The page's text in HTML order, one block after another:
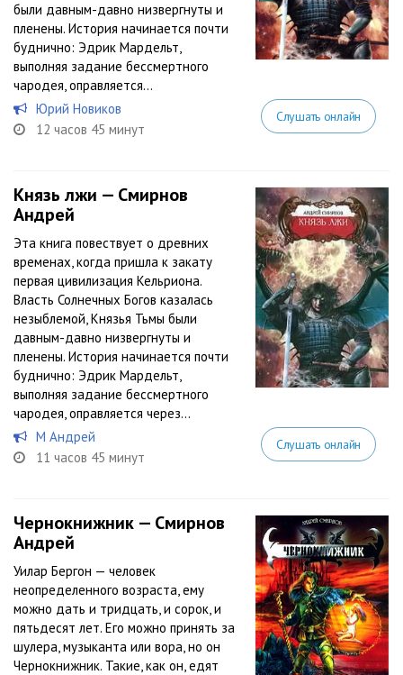
были давным-давно низвергнуты и
пленены. История начинается почти
буднично: Эдрик Мардельт,
выполняя задание бессмертного
чародея, оправляется...
Юрий Новиков
12 часов 45 минут
Слушать онлайн
Князь лжи — Смирнов
Андрей
Эта книга повествует о древних
временах, когда пришла к закату
первая цивилизация Кельриона.
Власть Солнечных Богов казалась
незыблемой, Князья Тьмы были
давным-давно низвергнуты и
пленены. История начинается почти
буднично: Эдрик Мардельт,
выполняя задание бессмертного
чародея, оправляется через...
М Андрей
11 часов 45 минут
Слушать онлайн
Чернокнижник — Смирнов
Андрей
Уилар Бергон — человек
неопределенного возраста, ему
можно дать и тридцать, и сорок, и
пятьдесят лет. Его можно принять за
шулера, музыканта или вора, но он
Чернокнижник. Такие, как он, едят